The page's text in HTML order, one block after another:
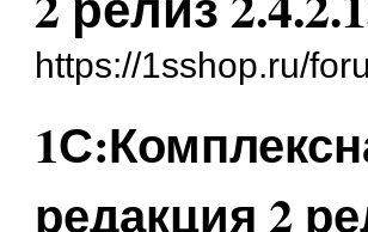
https://1sshop.ru/
редакция 2